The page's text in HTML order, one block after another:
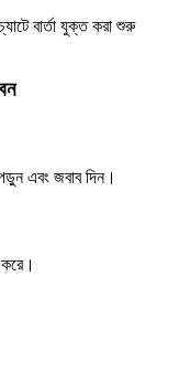
বার্তা যুক্ত করা শুরু
পড়ুন এবং জবাব দিন।